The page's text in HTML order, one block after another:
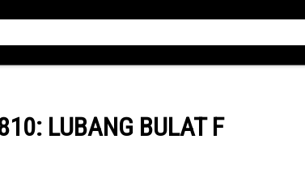
: LUBANG BULAT F